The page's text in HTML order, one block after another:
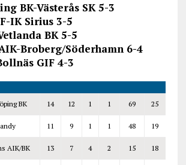
BK-Västerås SK 5-3
IK Sirius 3-5
BK 5-5
Broberg/Söderhamn 6-4
GIF 4-3
BK 14 12 1 1 69 25
11 9 1 1 48 19
AIK/BK 13 7 4 2 15 18